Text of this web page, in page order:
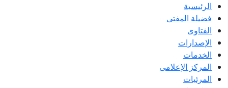
الرئيسية
فضيلة المفتى
الفتاوى
الإصدارات
الخدمات
المركز الإعلامى
المرئيات